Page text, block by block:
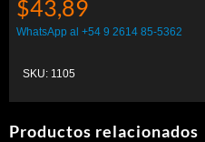
$43,89
WhatsApp al +54 9 2614 85-5362
SKU: 1105
Productos relacionados